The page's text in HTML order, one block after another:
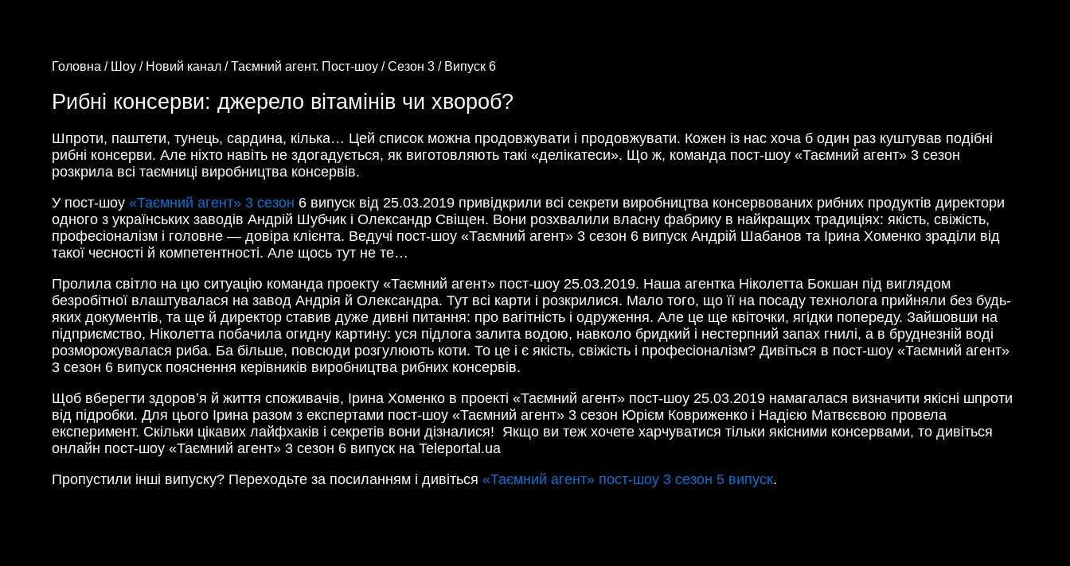
Головна / Шоу / Новий канал /Таємний агент. Пост-шоу /Сезон 3 / Випуск 6
Рибні консерви: джерело вітамінів чи хвороб?
Шпроти, паштети, тунець, сардина, кілька… Цей список можна продовжувати і продовжувати. Кожен із нас хоча б один раз куштував подібні
рибні консерви. Але ніхто навіть не здогадується, як виготовляють такі «делікатеси». Що ж, команда пост-шоу «Таємний агент» 3 сезон
розкрила всі таємниці виробництва консервів.
У пост-шоу «Таємний агент» 3 сезон 6 випуск від 25.03.2019 привідкрили всі секрети виробництва консервованих рибних продуктів директори
одного з українських заводів Андрій Шубчик і Олександр Свіщен. Вони розхвалили власну фабрику в найкращих традиціях: якість, свіжість,
професіоналізм і головне — довіра клієнта. Ведучі пост-шоу «Таємний агент» 3 сезон 6 випуск Андрій Шабанов та Ірина Хоменко зраділи від
такої чесності й компетентності. Але щось тут не те…
Пролила світло на цю ситуацію команда проекту «Таємний агент» пост-шоу 25.03.2019. Наша агентка Ніколетта Бокшан під виглядом
безробітної влаштувалася на завод Андрія й Олександра. Тут всі карти і розкрилися. Мало того, що її на посаду технолога прийняли без будь-
яких документів, та ще й директор ставив дуже дивні питання: про вагітність і одруження. Але це ще квіточки, ягідки попереду. Зайшовши на
підприємство, Ніколетта побачила огидну картину: уся підлога залита водою, навколо бридкий і нестерпний запах гнилі, а в бруднезній воді
розморожувалася риба. Ба більше, повсюди розгулюють коти. То це і є якість, свіжість і професіоналізм? Дивіться в пост-шоу «Таємний агент»
3 сезон 6 випуск пояснення керівників виробництва рибних консервів.
Щоб вберегти здоров’я й життя споживачів, Ірина Хоменко в проекті «Таємний агент» пост-шоу 25.03.2019 намагалася визначити якісні шпроти
від підробки. Для цього Ірина разом з експертами пост-шоу «Таємний агент» 3 сезон Юрієм Ковриженко і Надією Матвєєвою провела
експеримент. Скільки цікавих лайфхаків і секретів вони дізналися! Якщо ви теж хочете харчуватися тільки якісними консервами, то дивіться
онлайн пост-шоу «Таємний агент» 3 сезон 6 випуск на Teleportal.ua
Пропустили інші випуску? Переходьте за посиланням і дивіться «Таємний агент» пост-шоу 3 сезон 5 випуск.